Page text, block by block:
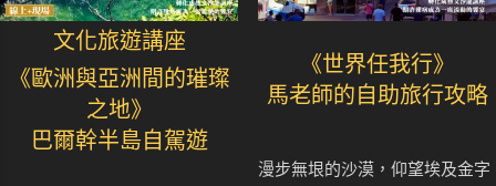
文化旅遊講座
《歐洲與亞洲間的璀璨
之地》
巴爾幹半島自駕遊
《世界任我行》
馬老師的自助旅行攻略
漫步無垠的沙漠，仰望埃及金字